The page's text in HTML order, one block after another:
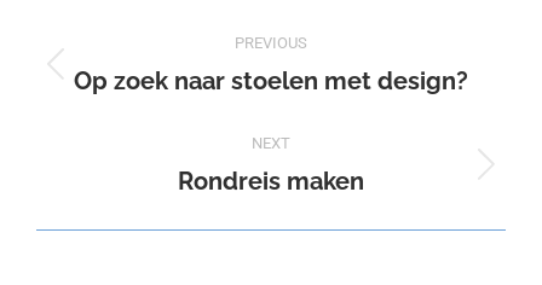
navigation
PREVIOUS
Previous
Op zoek naar stoelen met design?
NEXT
Next
Rondreis maken